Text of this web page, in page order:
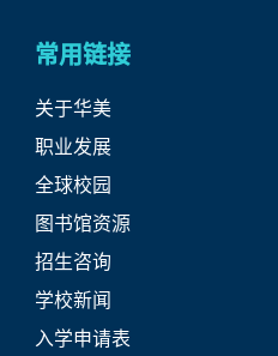
常用链接
关于华美
职业发展
全球校园
图书馆资源
招生咨询
学校新闻
入学申请表